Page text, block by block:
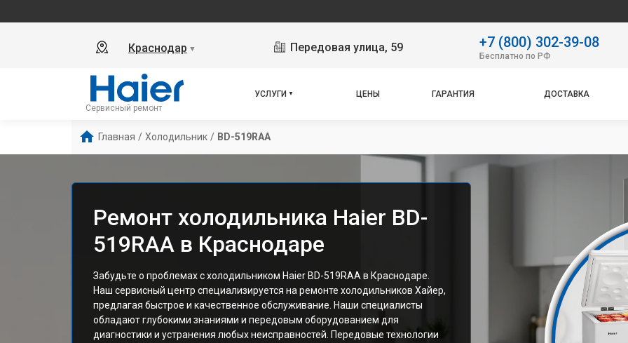
Краснодар ▼ Передовая улица, 59 +7 (800) 302-39-08
Бесплатно по РФ
Сервисный ремонт
УСЛУГИ ЦЕНЫ ГАРАНТИЯ ДОСТАВКА
Главная / Холодильник / BD-519RAA
Ремонт холодильника Haier BD-
519RAA в Краснодаре
Забудьте о проблемах с холодильником Haier BD-519RAA в Краснодаре.
Наш сервисный центр специализируется на ремонте холодильников Хайер,
предлагая быстрое и качественное обслуживание. Наши специалисты
обладают глубокими знаниями и передовым оборудованием для
диагностики и устранения любых неисправностей. Передовые технологии